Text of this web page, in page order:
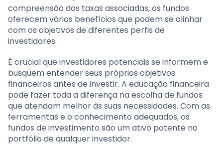
compreensão das taxas associadas, os fundos
oferecem vários benefícios que podem se alinhar
com os objetivos de diferentes perfis de
investidores.
É crucial que investidores potenciais se informem e
busquem entender seus próprios objetivos
financeiros antes de investir. A educação financeira
pode fazer toda a diferença na escolha de fundos
que atendam melhor às suas necessidades. Com as
ferramentas e o conhecimento adequados, os
fundos de investimento são um ativo potente no
portfólio de qualquer investidor.